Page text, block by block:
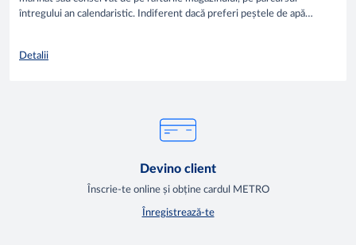
întregului an calendaristic. Indiferent dacă preferi peștele de apă
magazinelor METRO.
Detalii
Devino client
Înscrie-te online și obține cardul METRO
Înregistrează-te